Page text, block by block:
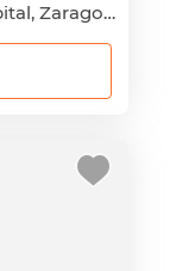
Delicias, Zaragoza Capital, Zaragoza